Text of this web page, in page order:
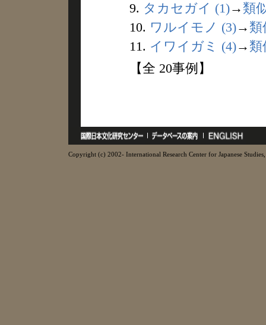
9. タカセガイ (1)→ 類
10. ワルイモノ (3)→ 類
11. イワイガミ (4)→ 類
【全 20事例】
Copyright (c) 2002- International Research Center for Japanese